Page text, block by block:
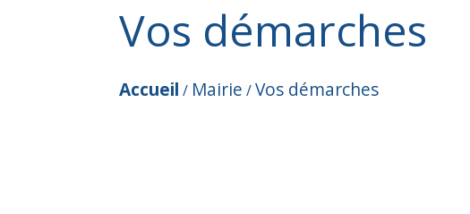
Vos démarches
Accueil / Mairie /Vos démarches